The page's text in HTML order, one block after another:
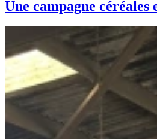
Une campagne céréales